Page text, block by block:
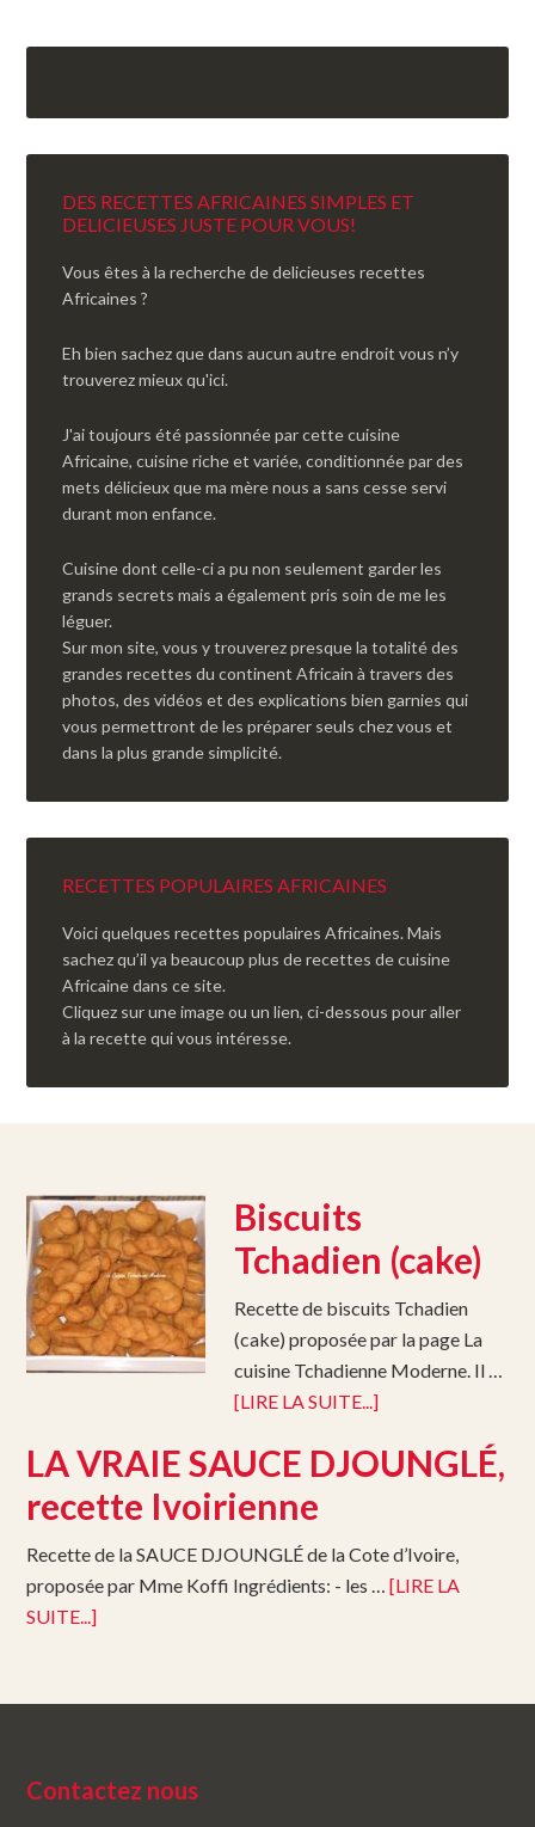
DES RECETTES AFRICAINES SIMPLES ET
DELICIEUSES JUSTE POUR VOUS!
Vous êtes à la recherche de delicieuses recettes
Africaines ?
Eh bien sachez que dans aucun autre endroit vous n’y
trouverez mieux qu'ici.
J'ai toujours été passionnée par cette cuisine
Africaine, cuisine riche et variée, conditionnée par des
mets délicieux que ma mère nous a sans cesse servi
durant mon enfance.
Cuisine dont celle-ci a pu non seulement garder les
grands secrets mais a également pris soin de me les
léguer.
Sur mon site, vous y trouverez presque la totalité des
grandes recettes du continent Africain à travers des
photos, des vidéos et des explications bien garnies qui
vous permettront de les préparer seuls chez vous et
dans la plus grande simplicité.
RECETTES POPULAIRES AFRICAINES
Voici quelques recettes populaires Africaines. Mais
sachez qu’il ya beaucoup plus de recettes de cuisine
Africaine dans ce site.
Cliquez sur une image ou un lien, ci-dessous pour aller
à la recette qui vous intéresse.
Biscuits
Tchadien (cake)
Recette de biscuits Tchadien
(cake) proposée par la page La
cuisine Tchadienne Moderne. Il …
[LIRE LA SUITE...]
LA VRAIE SAUCE DJOUNGLÉ,
recette Ivoirienne
Recette de la SAUCE DJOUNGLÉ de la Cote d’Ivoire,
proposée par Mme Koffi Ingrédients: - les …[LIRE LA
SUITE...]
Contactez nous